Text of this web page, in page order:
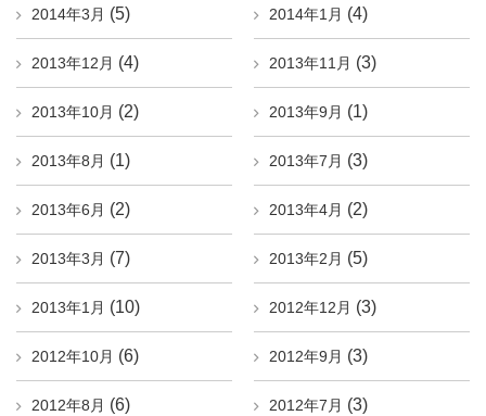
2014年3月 (5) 2014年1月 (4)
2013年12月 (4) 2013年11月 (3)
2013年10月 (2) 2013年9月 (1)
2013年8月 (1) 2013年7月 (3)
2013年6月 (2) 2013年4月 (2)
2013年3月 (7) 2013年2月 (5)
2013年1月 (10) 2012年12月 (3)
2012年10月 (6) 2012年9月 (3)
2012年8月 (6) 2012年7月 (3)